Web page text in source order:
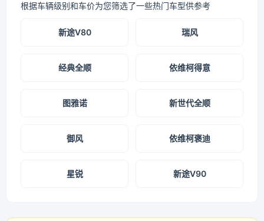
根据车辆级别和车价为您筛选了一些热门车型供参考
新途V80 瑞风
经典全顺 依维柯得意
图雅诺 新世代全顺
御风 依维柯褒迪
星锐 新途V90